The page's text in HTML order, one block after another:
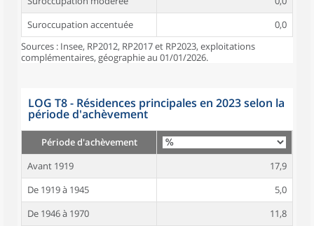
Suroccupation accentuée
0,0
Sources : Insee, RP2012, RP2017 et RP2023, exploitations
complémentaires, géographie au 01/01/2026.
LOG T8 - Résidences principales en 2023 selon la
période d'achèvement
Période d'achèvement
Avant 1919
17,9
De 1919 à 1945
5,0
De 1946 à 1970
11,8